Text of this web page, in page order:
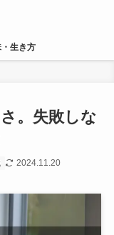
生き方
。失敗しな
2024.11.20